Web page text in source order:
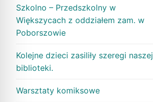
Szkolno – Przedszkolny w
Większycach z oddziałem zam. w
Poborszowie
Kolejne dzieci zasiliły szeregi naszej
biblioteki.
Warsztaty komiksowe